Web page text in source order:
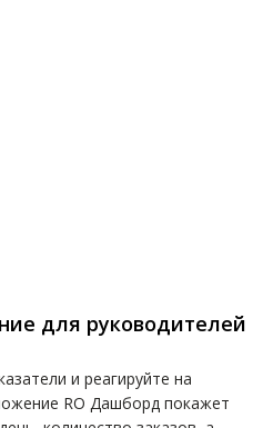
для руководителей
и реагируйте на
RO Дашборд покажет